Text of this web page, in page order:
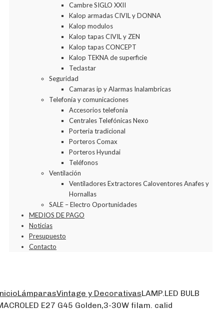
Cambre SIGLO XXII
Kalop armadas CIVIL y DONNA
Kalop modulos
Kalop tapas CIVIL y ZEN
Kalop tapas CONCEPT
Kalop TEKNA de superficie
Teclastar
Seguridad
Camaras ip y Alarmas Inalambricas
Telefonía y comunicaciones
Accesorios telefonia
Centrales Telefónicas Nexo
Porteria tradicional
Porteros Comax
Porteros Hyundai
Teléfonos
Ventilación
Ventiladores Extractores Caloventores Anafes y
Hornallas
SALE – Electro Oportunidades
MEDIOS DE PAGO
Noticias
Presupuesto
Contacto
LámparasVintage y DecorativasLAMP.LED BULB
E27 G45 Golden,3-30W filam. calid